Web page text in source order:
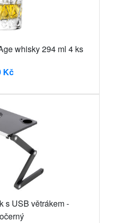
whisky 294 ml 4 ks
Kč
s USB větrákem -